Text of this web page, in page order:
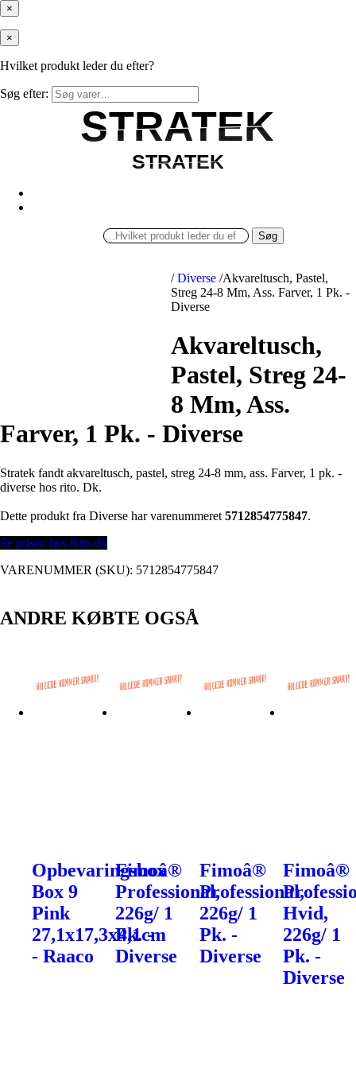
×
×
Hvilket produkt leder du efter?
Søg efter:
STRATEK
STRATEK
STRATEK
STRATEK
Søg
/ Diverse /Akvareltusch, Pastel,
Streg 24-8 Mm, Ass. Farver, 1 Pk. -
Diverse
Akvareltusch,
Pastel, Streg 24-
8 Mm, Ass.
Farver, 1 Pk. - Diverse
Stratek fandt akvareltusch, pastel, streg 24-8 mm, ass. Farver, 1 pk. -
diverse hos rito. Dk.
Dette produkt fra Diverse har varenummeret 5712854775847.
Se prisen hos Rito.dk
VARENUMMER (SKU): 5712854775847
ANDRE KØBTE OGSÅ
Opbevaringsbox
Box 9
Pink
27,1x17,3x4,1cm
- Raaco
Fimoâ®
Professional,
226g/ 1
Pk. -
Diverse
Fimoâ®
Professional,
226g/ 1
Pk. -
Diverse
Fimoâ®
Hvid,
226g/ 1
Pk. -
Diverse